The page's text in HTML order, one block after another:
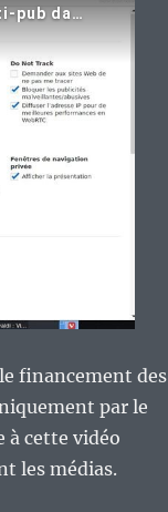
financement des
par le
à cette vidéo
les médias.